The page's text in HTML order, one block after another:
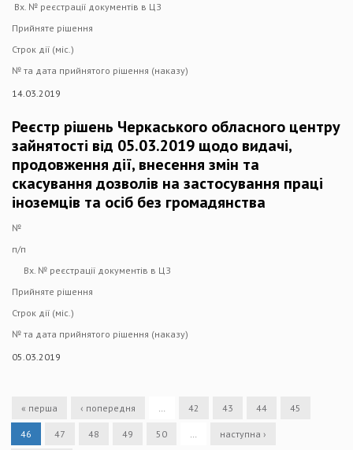
Вх. № реєстрації документів в ЦЗ
Прийняте рішення
Строк дії (міс.)
№ та дата прийнятого рішення (наказу)
14.03.2019
Реєстр рішень Черкаського обласного центру
зайнятості від 05.03.2019 щодо видачі,
продовження дії, внесення змін та
скасування дозволів на застосування праці
іноземців та осіб без громадянства
№
п/п
Вх. № реєстрації документів в ЦЗ
Прийняте рішення
Строк дії (міс.)
№ та дата прийнятого рішення (наказу)
05.03.2019
« перша ‹ попередня … 42 43 44 45
46 47 48 49 50 … наступна ›